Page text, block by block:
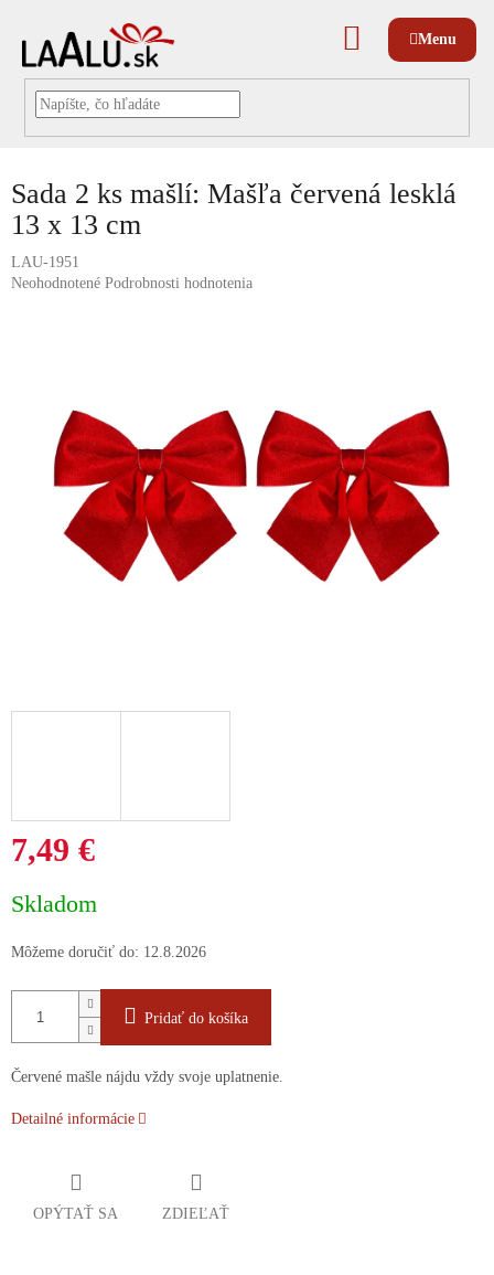
NÁKUPNÝ
KOŠÍK
Sada 2 ks mašlí: Mašľa červená lesklá
13 x 13 cm
LAU-1951
Priemerné
hviezdičiek.
Neohodnotené Podrobnosti hodnotenia
7,49 €
cena:
Skladom
Môžeme doručiť do: 12.8.2026
Pridať do košíka
Červené mašle nájdu vždy svoje uplatnenie.
Detailné informácie
OPÝTAŤ SA ZDIEĽAŤ